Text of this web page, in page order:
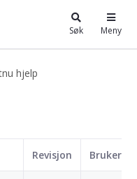
Søk Meny
hjelp
Revisjon Bruker